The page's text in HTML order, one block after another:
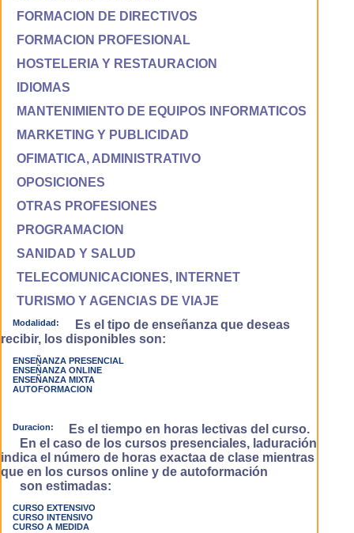
FORMACION DE DIRECTIVOS
FORMACION PROFESIONAL
HOSTELERIA Y RESTAURACION
IDIOMAS
MANTENIMIENTO DE EQUIPOS INFORMATICOS
MARKETING Y PUBLICIDAD
OFIMATICA, ADMINISTRATIVO
OPOSICIONES
OTRAS PROFESIONES
PROGRAMACION
SANIDAD Y SALUD
TELECOMUNICACIONES, INTERNET
TURISMO Y AGENCIAS DE VIAJE
Modalidad:
Es el tipo de enseñanza que deseas
recibir, los disponibles son:
ENSEÑANZA PRESENCIAL
ENSEÑANZA ONLINE
ENSEÑANZA MIXTA
AUTOFORMACION
Duracion:
Es el tiempo en horas lectivas del curso.
En el caso de los cursos presenciales, laduración
indica el número de horas exactaa de clase mientras
que en los cursos online y de autoformación
son estimadas:
CURSO EXTENSIVO
CURSO INTENSIVO
CURSO A MEDIDA